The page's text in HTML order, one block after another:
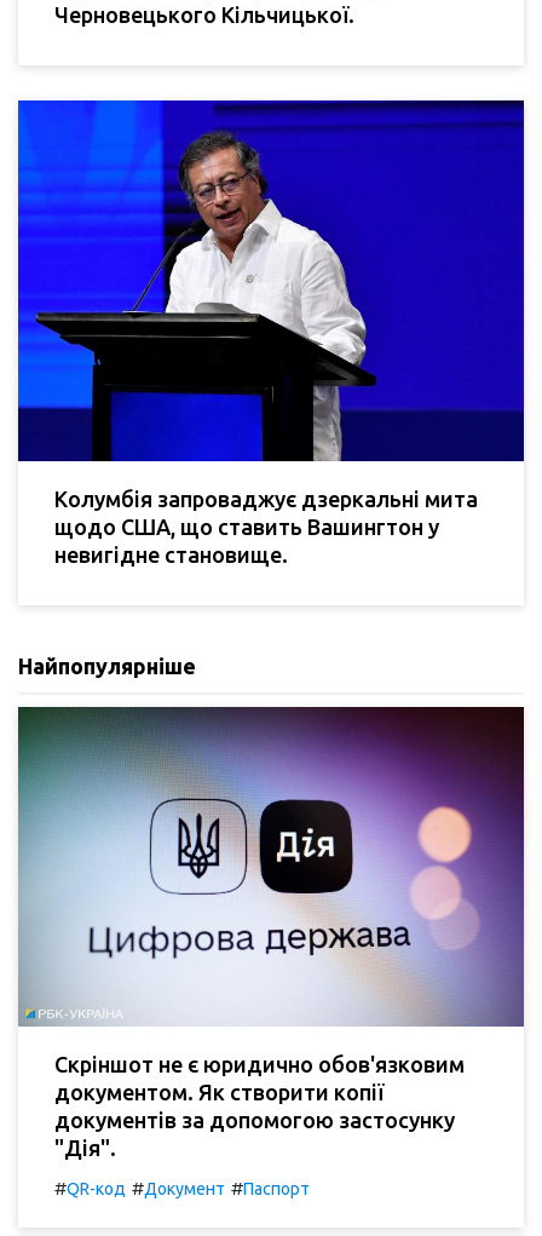
Черновецького Кільчицької.
Колумбія запроваджує дзеркальні мита
щодо США, що ставить Вашингтон у
невигідне становище.
Найпопулярніше
Скріншот не є юридично обов'язковим
документом. Як створити копії
документів за допомогою застосунку
"Дія".
#QR-код #Документ #Паспорт